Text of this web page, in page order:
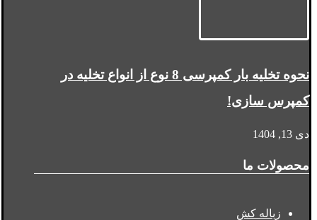
نحوه تخلیه بار کمپرسی 8 نوع از انواع تخلیه در
کمپرس سازی!
دی 13, 1404
محصولات ما
زباله کش